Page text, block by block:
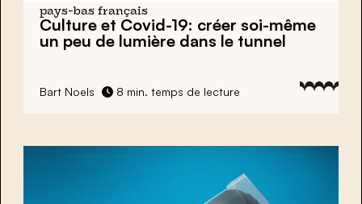
pays-bas français
Culture et Covid-19: créer soi-même
un peu de lumière dans le tunnel
Bart Noels 8 min. temps de lecture